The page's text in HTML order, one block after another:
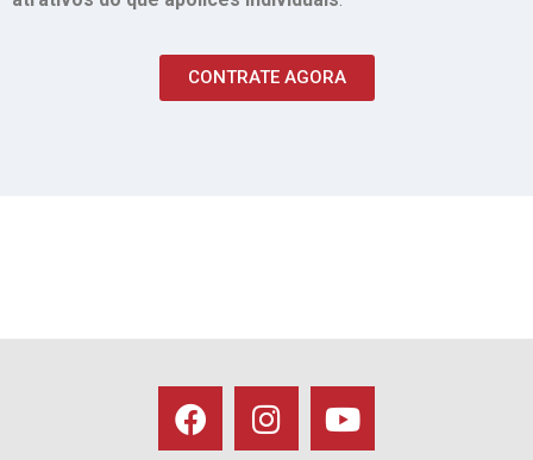
CONTRATE AGORA